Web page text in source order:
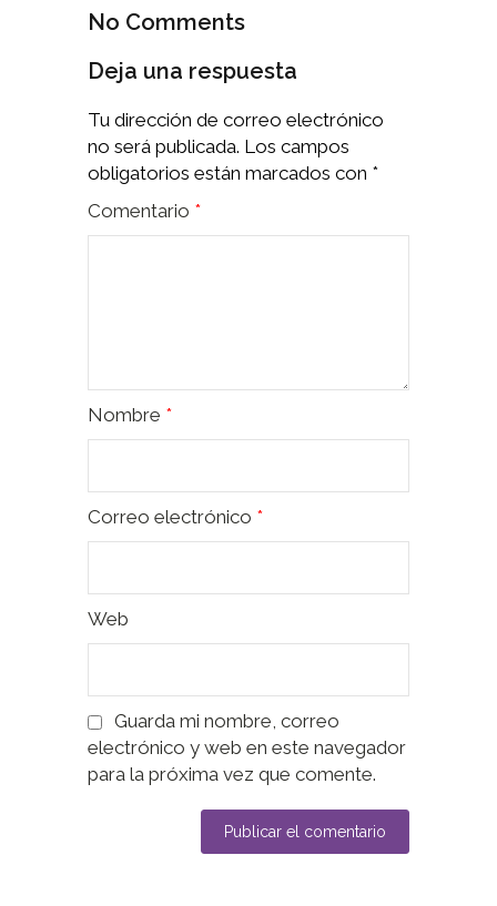
No Comments
Deja una respuesta
Tu dirección de correo electrónico
no será publicada. Los campos
obligatorios están marcados con *
Comentario *
Nombre *
Correo electrónico *
Web
Guarda mi nombre, correo
electrónico y web en este navegador
para la próxima vez que comente.